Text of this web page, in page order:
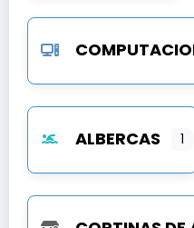
ALBERCAS 1